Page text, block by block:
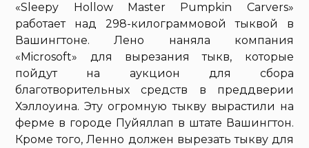
«Sleepy Hollow Master Pumpkin Carvers»
работает над 298-килограммовой тыквой в
Вашингтоне. Лено наняла компания
«Microsoft» для вырезания тыкв, которые
пойдут на аукцион для сбора
благотворительных средств в преддверии
Хэллоуина. Эту огромную тыкву вырастили на
ферме в городе Пуйяллап в штате Вашингтон.
Кроме того, Ленно должен вырезать тыкву для